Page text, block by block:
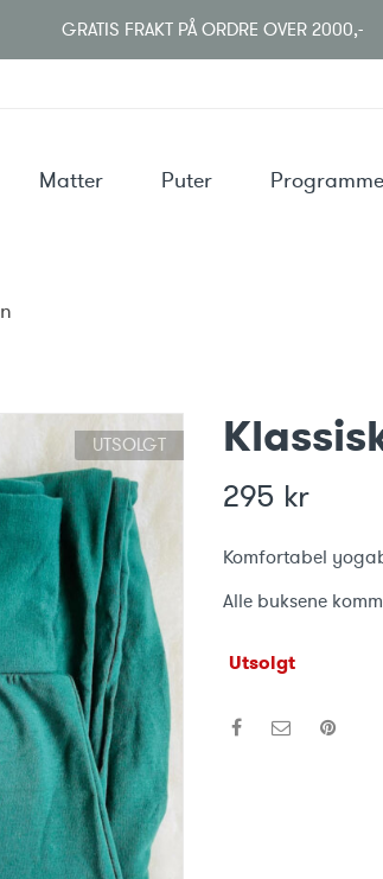
GRATIS FRAKT PÅ ORDRE OVER 2000,-
Matter Puter
UTSOLGT
295 kr
Komfortabel
Alle buksene
Utsolgt